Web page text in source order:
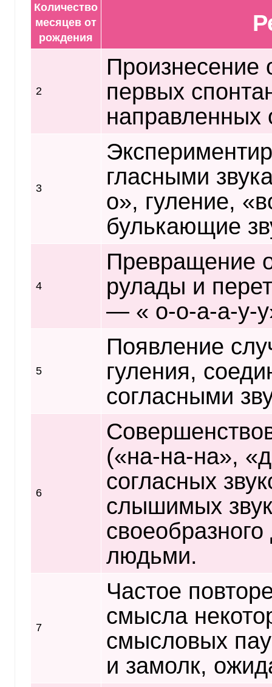
Количество
месяцев от
рождения
2
Произнесение
первых
направленных
3
гласными
о», гуление,
булькающие
4
Превращение
рулады и
— « о-о-а-а-у-
5
Появление
гуления,
согласными
6
(«на-на-на»,
согласных
слышимых
людьми.
7
Частое
смысла
смысловых
и замолк,